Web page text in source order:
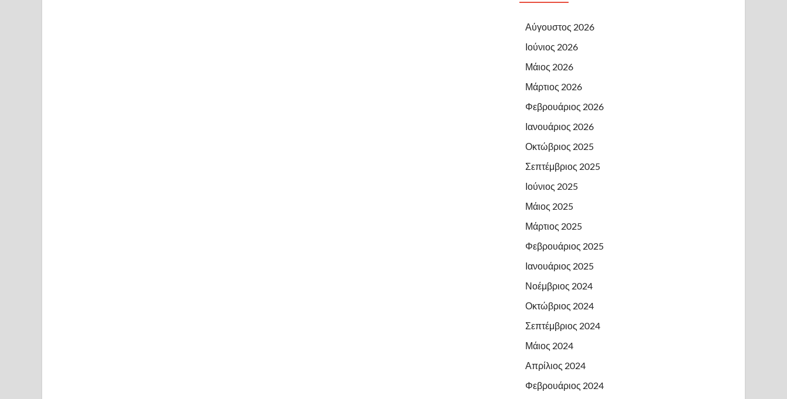
Αύγουστος 2026
Ιούνιος 2026
Μάιος 2026
Μάρτιος 2026
Φεβρουάριος 2026
Ιανουάριος 2026
Οκτώβριος 2025
Σεπτέμβριος 2025
Ιούνιος 2025
Μάιος 2025
Μάρτιος 2025
Φεβρουάριος 2025
Ιανουάριος 2025
Νοέμβριος 2024
Οκτώβριος 2024
Σεπτέμβριος 2024
Μάιος 2024
Απρίλιος 2024
Φεβρουάριος 2024